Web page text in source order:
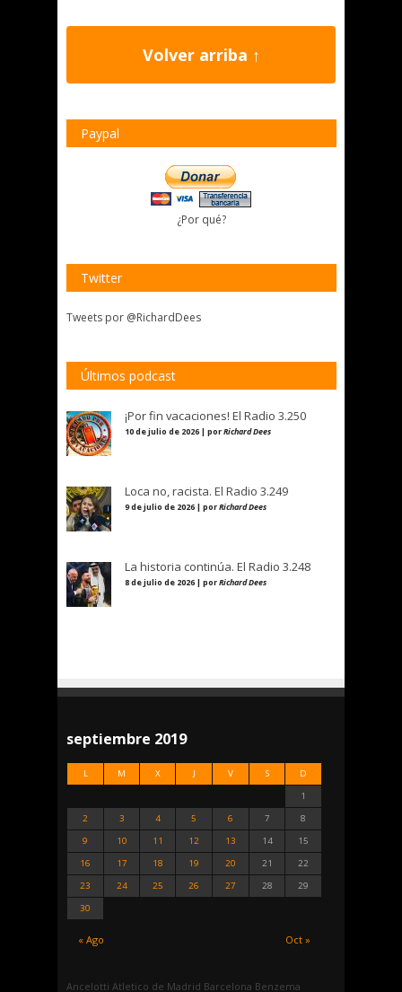
Volver arriba ↑
Paypal
¿Por qué?
Twitter
Tweets por @RichardDees
Últimos podcast
¡Por fin vacaciones! El Radio 3.250
10 de julio de 2026 | porRichard Dees
Loca no, racista. El Radio 3.249
9 de julio de 2026 | porRichard Dees
La historia continúa. El Radio 3.248
8 de julio de 2026 | porRichard Dees
septiembre 2019
L M X J V S D
« Ago Oct »
1
2
3 4 5 6 7
8
9
10 11 12 13 14
15
16
17 18 19 20 21
22
23
24 25 26 27 28
29
30
Ancelotti Atletico de Madrid Barcelona Benzema